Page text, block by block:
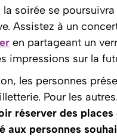
soirée se poursuivra
Assistez à un
en partageant un
impressions sur la
les personnes
Pour les
réserver des
personnes